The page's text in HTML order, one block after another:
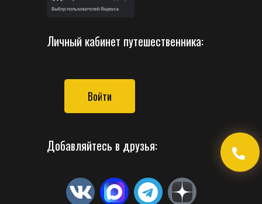
Личный кабинет путешественника:
Войти
Добавляйтесь в друзья: